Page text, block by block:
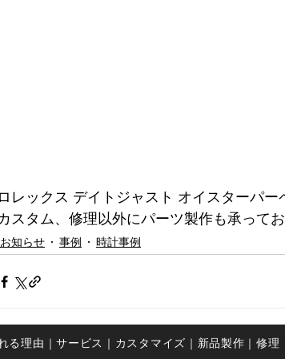
ロレックス デイトジャスト オイスターパ
スタム、修理以外にパーツ製作も承ってお
お知らせ 事例 時計事例
る理由｜サービス｜ ​カスタマイズ｜ 新品製作｜修理